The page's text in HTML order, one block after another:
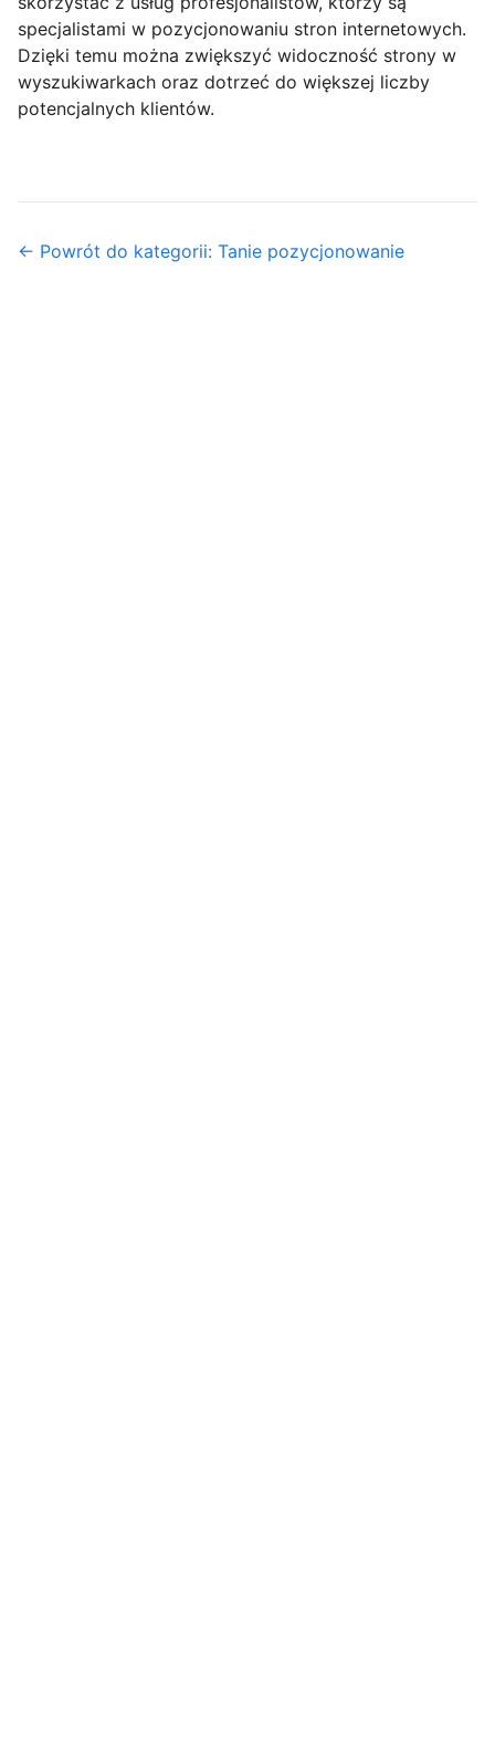
specjalistami w pozycjonowaniu stron internetowych.
Dzięki temu można zwiększyć widoczność strony w
wyszukiwarkach oraz dotrzeć do większej liczby
potencjalnych klientów.
← Powrót do kategorii: Tanie pozycjonowanie